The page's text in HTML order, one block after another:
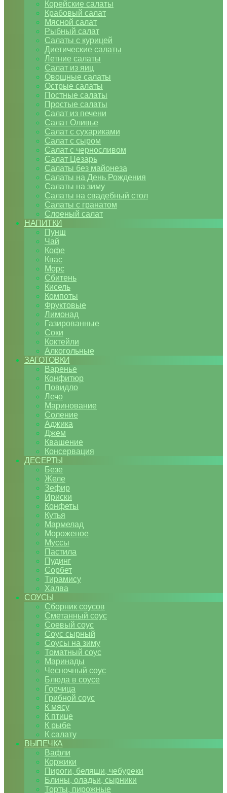
Корейские салаты
Крабовый салат
Мясной салат
Рыбный салат
Салаты с курицей
Диетические салаты
Летние салаты
Салат из яиц
Овощные салаты
Острые салаты
Постные салаты
Простые салаты
Салат из печени
Салат Оливье
Салат с сухариками
Салат с сыром
Салат с черносливом
Салат Цезарь
Салаты без майонеза
Салаты на День Рождения
Салаты на зиму
Салаты на свадебный стол
Салаты с гранатом
Слоеный салат
НАПИТКИ
Пунш
Чай
Кофе
Квас
Морс
Сбитень
Кисель
Компоты
Фруктовые
Лимонад
Газированные
Соки
Коктейли
Алкогольные
ЗАГОТОВКИ
Варенье
Конфитюр
Повидло
Лечо
Маринование
Соление
Аджика
Джем
Квашение
Консервация
ДЕСЕРТЫ
Безе
Желе
Зефир
Ириски
Конфеты
Кутья
Мармелад
Мороженое
Муссы
Пастила
Пудинг
Сорбет
Тирамису
Халва
СОУСЫ
Сборник соусов
Сметанный соус
Соевый соус
Соус сырный
Соусы на зиму
Томатный соус
Маринады
Чесночный соус
Блюда в соусе
Горчица
Грибной соус
К мясу
К птице
К рыбе
К салату
ВЫПЕЧКА
Вафли
Коржики
Пироги, беляши, чебуреки
Блины, оладьи, сырники
Торты, пирожные